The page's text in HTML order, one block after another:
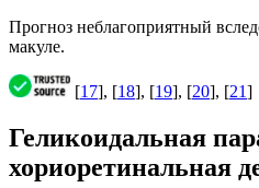
Прогноз неблагоприятный
макуле.
[17], [18], [19], [20], [21]
Геликоидальная
хориоретинальная